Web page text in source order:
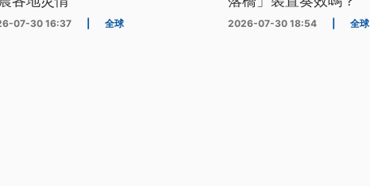
07-30 16:37 全球 2026-07-30 18:54 全球